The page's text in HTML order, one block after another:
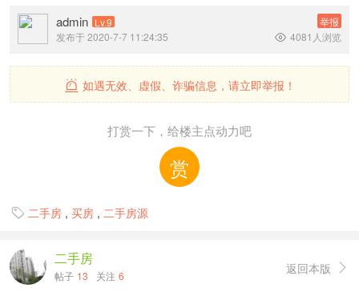
admin Lv.9
举报
发布于 2020-7-7 11:24:35
 4081人浏览
 如遇无效、虚假、诈骗信息，请立即举报！
打赏一下，给楼主点动力吧
赏
 二手房 , 买房 , 二手房源
二手房
帖子 13 关注 6 返回本版 